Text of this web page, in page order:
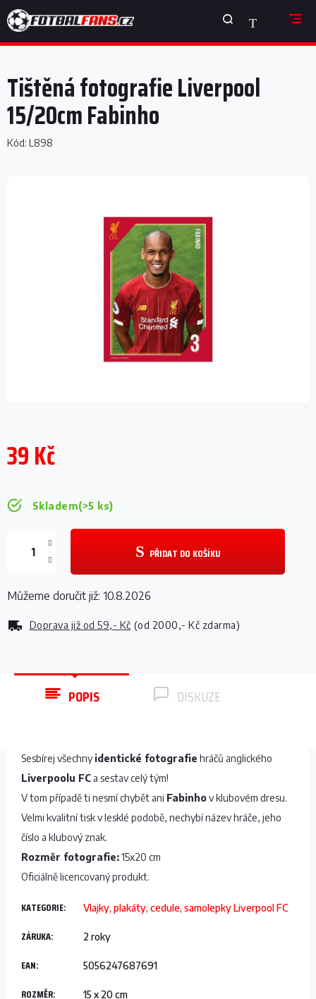
na
obsah
NÁKUPNÍ
KOŠÍK
Tištěná fotografie Liverpool
15/20cm Fabinho
Kód: L898
39 Kč
Skladem(>5 ks)
Doprava již od 59,- Kč (od 2000,- Kč zdarma)
PŘIDAT DO KOŠÍKU
Můžeme doručit již: 10.8.2026
POPIS DISKUZE
Sesbírej všechnyidentické fotografie hráčů anglického
Liverpoolu FC a sestav celý tým!
V tom případě ti nesmí chybět ani Fabinhov klubovém dresu.
Velmi kvalitní tisk v lesklé podobě, nechybí název hráče, jeho
číslo a klubový znak.
Rozměr fotografie:15x20 cm
Oficiálně licencovaný produkt.
KATEGORIE: Vlajky, plakáty, cedule, samolepky Liverpool FC
ZÁRUKA: 2 roky
EAN: 5056247687691
ROZMĚR: 15 x 20 cm